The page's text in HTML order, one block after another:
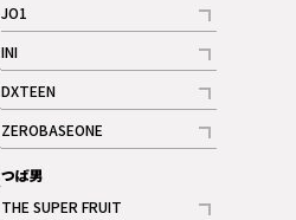
JO1
記事
INI
記事
ギャラリー
DXTEEN
記事
ギャラリー
ZEROBASEONE
記事
つば男
THE SUPER FRUIT